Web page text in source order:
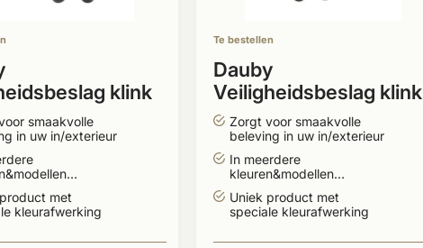
klink
buiten +
knop binnen
smaakvolle
in uw in/exterieur
met
kleurafwerking
Te bestellen
Dauby
Veiligheidsbeslag klink
''Bol-vorm'' buiten +
type PH1928 binnen
Zorgt voor smaakvolle
beleving in uw in/exterieur
In meerdere
kleuren&modellen
Uniek product met
speciale kleurafwerking